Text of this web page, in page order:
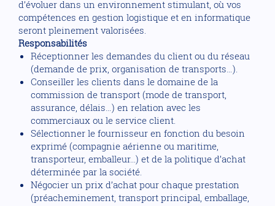
d’évoluer dans un environnement stimulant, où vos
compétences en gestion logistique et en informatique
seront pleinement valorisées.
Responsabilités
Réceptionner les demandes du client ou du réseau
(demande de prix, organisation de transports…).
Conseiller les clients dans le domaine de la
commission de transport (mode de transport,
assurance, délais…) en relation avec les
commerciaux ou le service client.
Sélectionner le fournisseur en fonction du besoin
exprimé (compagnie aérienne ou maritime,
transporteur, emballeur...) et de la politique d’achat
déterminée par la société.
Négocier un prix d’achat pour chaque prestation
(préacheminement, transport principal, emballage,